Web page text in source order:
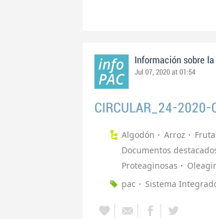
Información sobre la
Jul 07, 2020 at 01:54
CIRCULAR_24-2020-
Algodón Arroz
Documentos
Proteaginosas
pac
Sistema